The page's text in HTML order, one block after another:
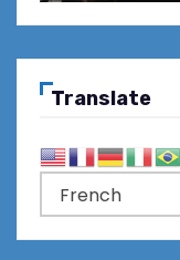
Translate